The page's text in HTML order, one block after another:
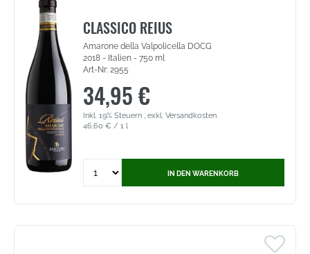
Gascogne
IGP
(3613)
CLASSICO REIUS
Amarone della Valpolicella DOCG
2018 - Italien - 750 ml
Art-Nr: 2955
34,95 €
Inkl. 19% Steuern , exkl. Versandkosten
46,60 € / 1 l
for
Reius
IN DEN WARENKORB